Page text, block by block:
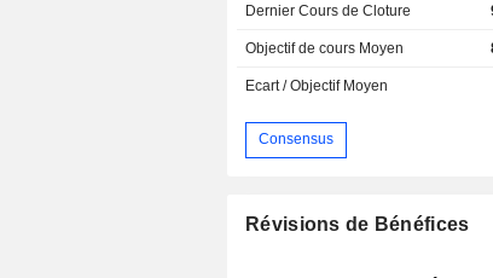
Dernier Cours de Cloture
Objectif de cours Moyen
Ecart / Objectif Moyen
Consensus
Révisions de Bénéfices